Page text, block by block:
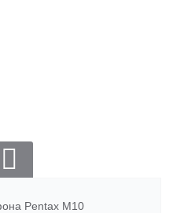
Pentax M10